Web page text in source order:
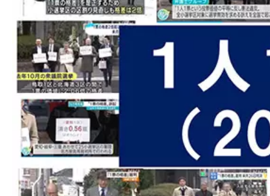
2023-09-16
１人１票裁判（2022参）大法廷弁論期日情
2023-06-27
【１人１票実現CM（第15弾）「シカ物語
なって感想をSNSに投稿して下さい！（１動画
2023-06-27
【一人一票実現CMアーカイブに動画を追
て下さい！】>>> こちらをクリック。】
2023-05-03
【御礼及び意見広告掲載のためのご寄付の
ました。厚く御礼申し上げます。引き続きご支
2023-05-03
【2023/05/03 東京新聞で意見広告（教えて
2023-01-24
番組出演情報（ジャーナリスト青木理 ｘ
た衆議院選挙で、いわゆる1票の格差が最大で
大法廷を明日に控え、この「一票の格差」の問
2023-01-23
１人１票裁判（2021衆）大法廷判決情報を